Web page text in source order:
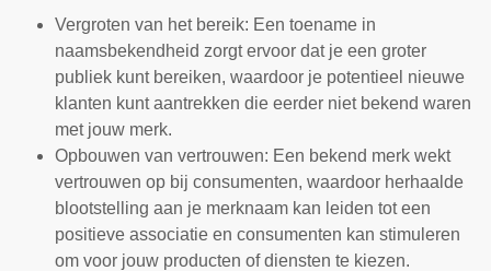
Vergroten van het bereik: Een toename in
naamsbekendheid zorgt ervoor dat je een groter
publiek kunt bereiken, waardoor je potentieel nieuwe
klanten kunt aantrekken die eerder niet bekend waren
met jouw merk.
Opbouwen van vertrouwen: Een bekend merk wekt
vertrouwen op bij consumenten, waardoor herhaalde
blootstelling aan je merknaam kan leiden tot een
positieve associatie en consumenten kan stimuleren
om voor jouw producten of diensten te kiezen.